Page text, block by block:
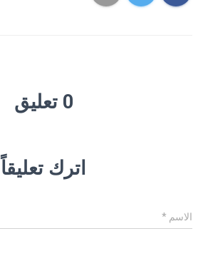
0 تعليق
اترك تعليقاً
الاسم *